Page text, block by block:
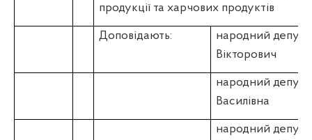
продукції та харчових продуктів
Доповідають:
народний
Вікторович
народний
Василівна
народний